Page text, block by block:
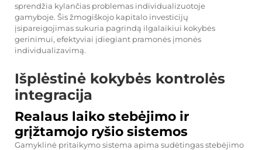
sprendžia kylančias problemas individualizuotoje
gamyboje. Šis žmogiškojo kapitalo investicijų
įsipareigojimas sukuria pagrindą ilgalaikiui kokybės
gerinimui, efektyviai įdiegiant pramonės įmonės
individualizavimą.
Išplėstinė kokybės kontrolės
integracija
Realaus laiko stebėjimo ir
grįžtamojo ryšio sistemos
Gamyklinė pritaikymo sistema apima sudėtingas stebėjimo